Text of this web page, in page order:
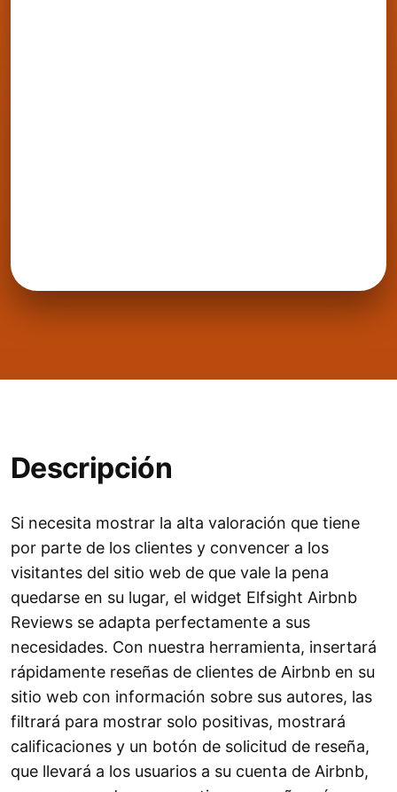
Descripción
Si necesita mostrar la alta valoración que tiene
por parte de los clientes y convencer a los
visitantes del sitio web de que vale la pena
quedarse en su lugar, el widget Elfsight Airbnb
Reviews se adapta perfectamente a sus
necesidades. Con nuestra herramienta, insertará
rápidamente reseñas de clientes de Airbnb en su
sitio web con información sobre sus autores, las
filtrará para mostrar solo positivas, mostrará
calificaciones y un botón de solicitud de reseña,
que llevará a los usuarios a su cuenta de Airbnb,